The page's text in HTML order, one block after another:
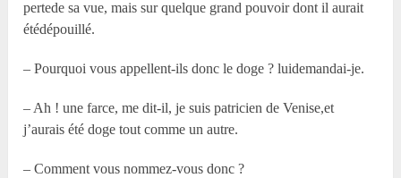
pertede sa vue, mais sur quelque grand pouvoir dont il aurait
étédépouillé.
– Pourquoi vous appellent-ils donc le doge ? luidemandai-je.
– Ah ! une farce, me dit-il, je suis patricien de Venise,et
j’aurais été doge tout comme un autre.
– Comment vous nommez-vous donc ?